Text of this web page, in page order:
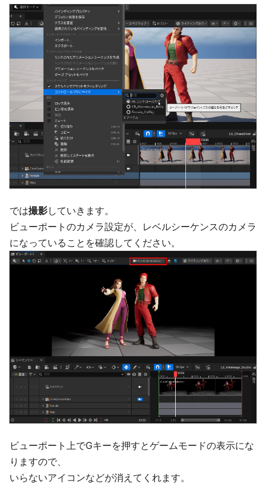
では撮影していきます。
ビューポートのカメラ設定が、レベルシーケンスのカメラ
になっていることを確認してください。
ビューポート上でGキーを押すとゲームモードの表示にな
りますので、
いらないアイコンなどが消えてくれます。